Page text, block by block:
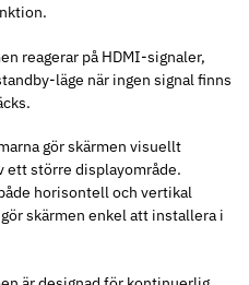
reagerar på HDMI-signaler,
läge när ingen signal finns
gör skärmen visuellt
ett större displayområde.
horisontell och vertikal
skärmen enkel att installera i